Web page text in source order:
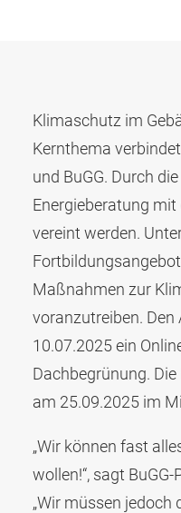
Klimaschutz im
Kernthema
und BuGG. Durch
Energieberatung
vereint werden.
Maßnahmen zur
voranzutreiben.
10.07.2025 ein
Dachbegrünung.
am 25.09.2025 im
„Wir können fast
wollen!“, sagt
„Wir müssen